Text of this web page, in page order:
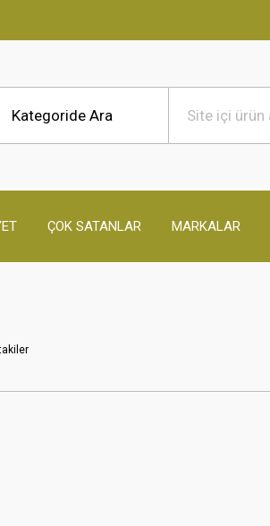
ÇOK SATANLAR MARKALAR